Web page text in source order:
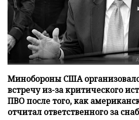
Минобороны США
встречу из-за критического
ПВО после того, как
отчитал ответственного за